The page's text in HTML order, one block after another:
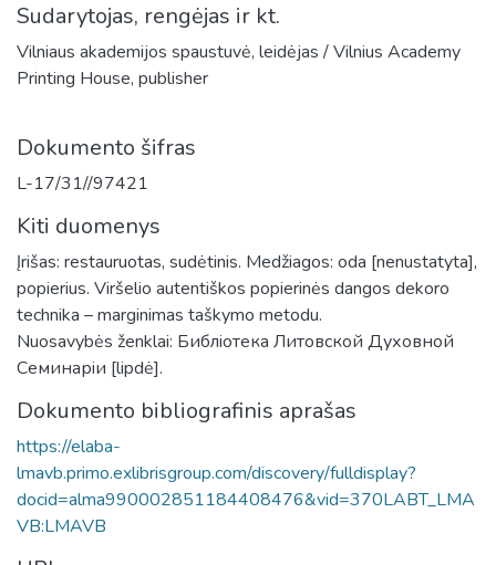
Sudarytojas, rengėjas ir kt.
Vilniaus akademijos spaustuvė, leidėjas / Vilnius Academy
Printing House, publisher
Dokumento šifras
L-17/31//97421
Kiti duomenys
Įrišas: restauruotas, sudėtinis. Medžiagos: oda [nenustatyta],
popierius. Viršelio autentiškos popierinės dangos dekoro
technika – marginimas taškymo metodu.
Nuosavybės ženklai: Библiотека Литовской Духовной
Семинарiи [lipdė].
Dokumento bibliografinis aprašas
https://elaba-
lmavb.primo.exlibrisgroup.com/discovery/fulldisplay?
docid=alma990002851184408476&vid=370LABT_LMA
VB:LMAVB